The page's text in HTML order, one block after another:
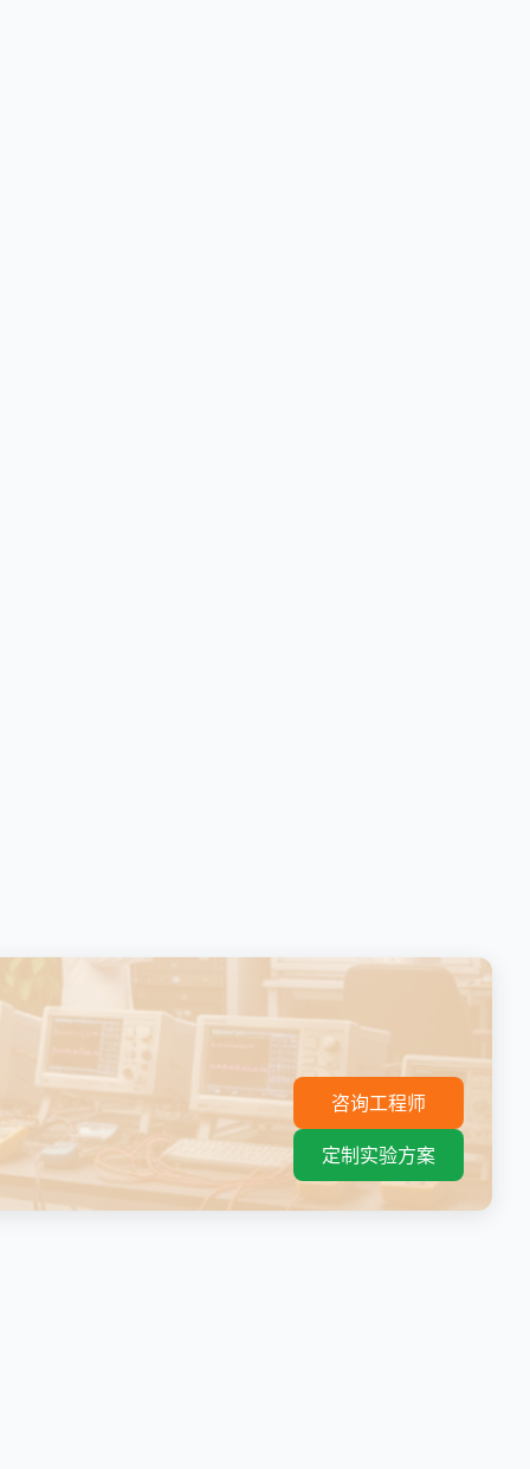
咨询工程师
定制实验方案